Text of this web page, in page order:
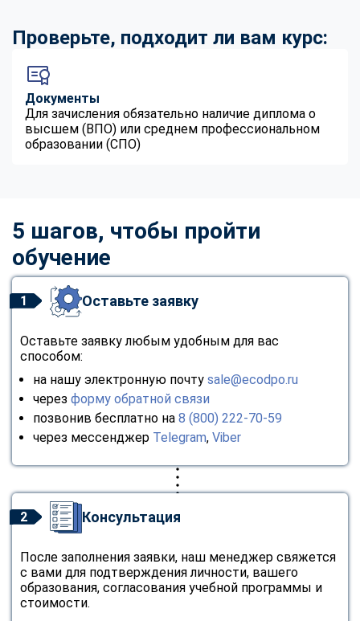
Проверьте, подходит ли вам курс:
Документы
Для зачисления обязательно наличие диплома о
высшем (ВПО) или среднем профессиональном
образовании (СПО)
5 шагов, чтобы пройти
обучение
1 Оставьте заявку
Оставьте заявку любым удобным для вас
способом:
на нашу электронную почту sale@ecodpo.ru
через форму обратной связи
позвонив бесплатно на 8 (800) 222-70-59
через мессенджер Telegram, Viber
2 Консультация
После заполнения заявки, наш менеджер свяжется
с вами для подтверждения личности, вашего
образования, согласования учебной программы и
стоимости.